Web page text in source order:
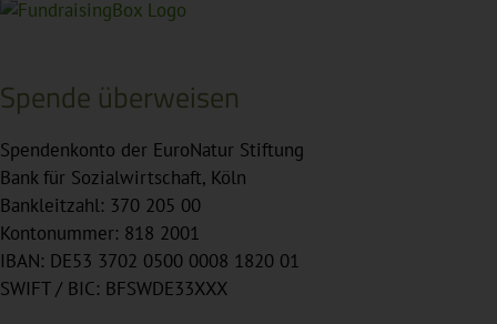
Spende überweisen
Spendenkonto der EuroNatur Stiftung
Bank für Sozialwirtschaft, Köln
Bankleitzahl: 370 205 00
Kontonummer: 818 2001
IBAN: DE53 3702 0500 0008 1820 01
SWIFT / BIC: BFSWDE33XXX